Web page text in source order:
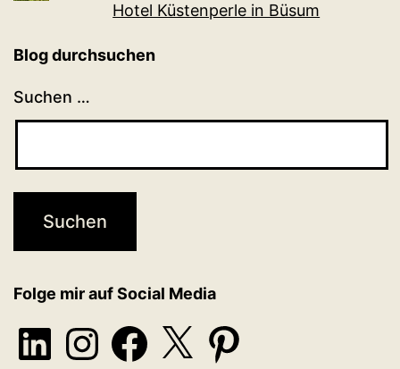
Hotel Küstenperle in Büsum
Blog durchsuchen
Suchen …
Folge mir auf Social Media
LinkedInInstagramFacebook
X Pinterest